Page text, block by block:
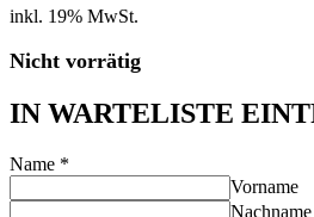
inkl. 19% MwSt.
Nicht vorrätig
IN WARTELISTE
Name *
Vorname
Nachname